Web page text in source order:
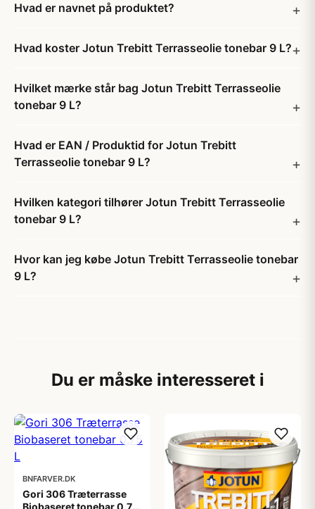
Hvad er navnet på produktet?
Hvad koster Jotun Trebitt Terrasseolie tonebar 9 L?
Hvilket mærke står bag Jotun Trebitt Terrasseolie
tonebar 9 L?
Hvad er EAN / Produktid for Jotun Trebitt
Terrasseolie tonebar 9 L?
Hvilken kategori tilhører Jotun Trebitt Terrasseolie
tonebar 9 L?
Hvor kan jeg købe Jotun Trebitt Terrasseolie tonebar
9 L?
Du er måske interesseret i
BNFARVER.DK
Gori 306 Træterrasse
Biobaseret tonebar 0,75